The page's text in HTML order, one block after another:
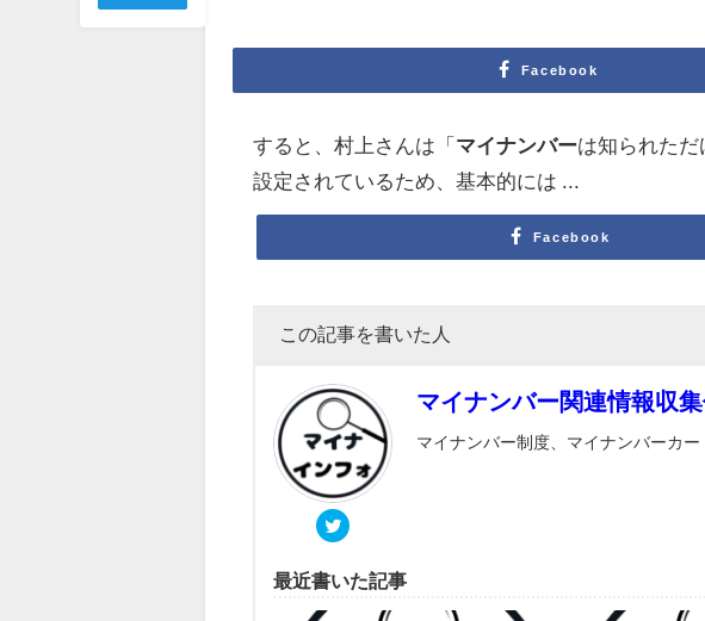
Facebook
すると、村上さんは「 マイナンバーは知られた
設定されているため、基本的には ...
Facebook
この記事を書いた人
マイナンバー関連情報収
マイナンバー制度、マイナンバーカ
最近書いた記事